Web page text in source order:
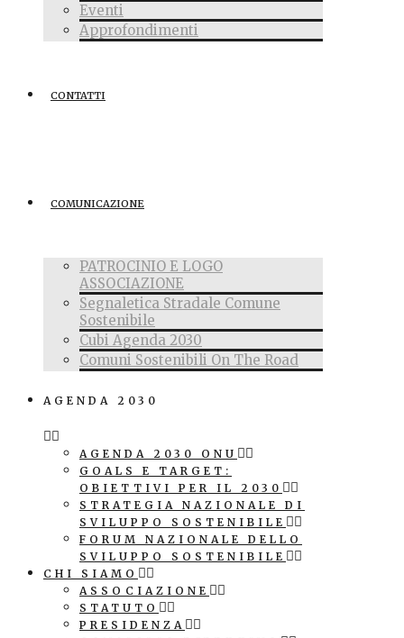
Eventi
Approfondimenti
CONTATTI
COMUNICAZIONE
PATROCINIO E LOGO
ASSOCIAZIONE
Segnaletica Stradale Comune
Sostenibile
Cubi Agenda 2030
Comuni Sostenibili On The Road
AGENDA 2030
AGENDA 2030 ONU
GOALS E TARGET:
OBIETTIVI PER IL 2030
STRATEGIA NAZIONALE DI
SVILUPPO SOSTENIBILE
FORUM NAZIONALE DELLO
SVILUPPO SOSTENIBILE
CHI SIAMO
ASSOCIAZIONE
STATUTO
PRESIDENZA